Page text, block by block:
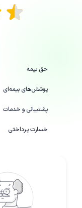
حق بیمه
پوشش‌های بیمه‌ای
پشتیبانی و خدمات
خسارت پرداختی